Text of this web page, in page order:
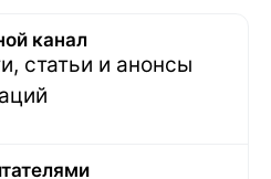
канал
статьи и анонсы